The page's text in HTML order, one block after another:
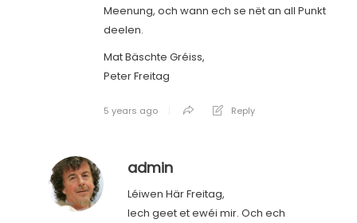
Meenung, och wann ech se nët an all Punkt
deelen.
Mat Bäschte Gréiss,
Peter Freitag
5 years ago Reply
admin
Léiwen Här Freitag,
Iech geet et ewéi mir. Och ech